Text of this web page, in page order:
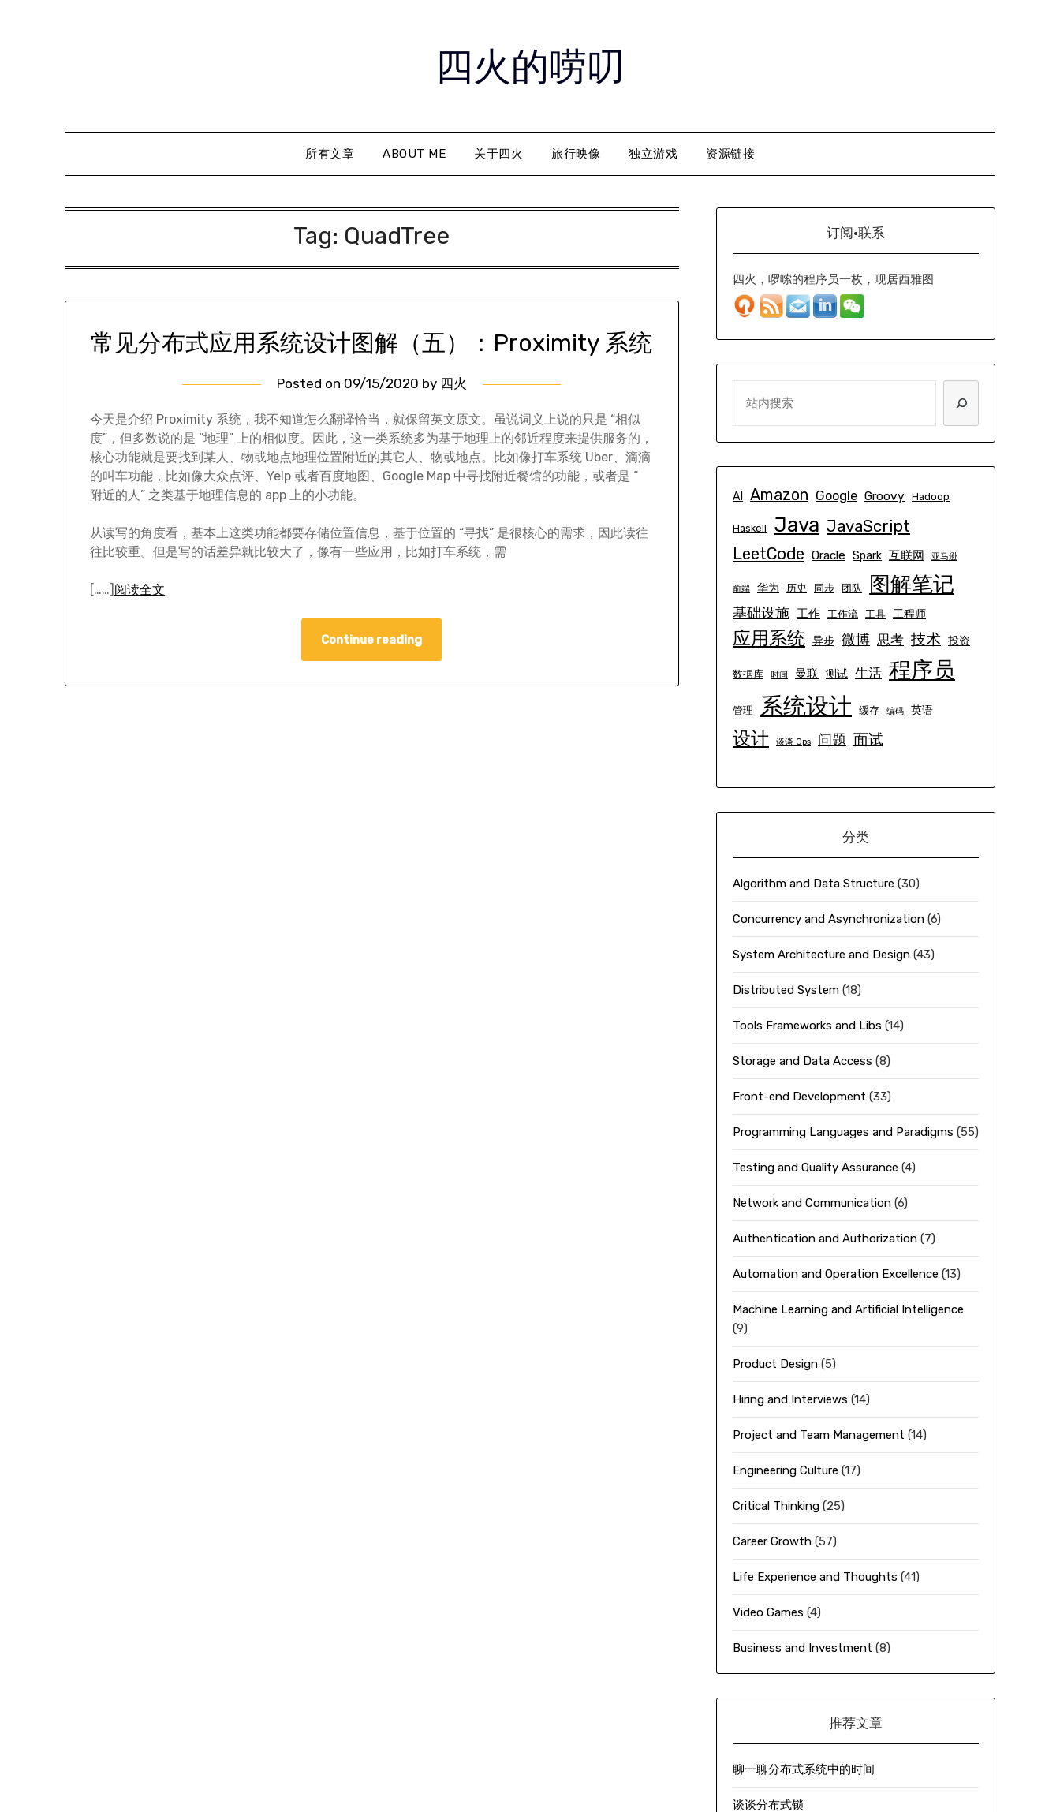
四火的唠叨
所有文章 ABOUT ME 关于四火 旅行映像 独立游戏 资源链接
Tag: QuadTree
常见分布式应用系统设计图解（五）：Proximity 系统
Posted on 09/15/2020 by 四火
今天是介绍 Proximity 系统，我不知道怎么翻译恰当，就保留英文原文。虽说词义上说的只是 “相似
度”，但多数说的是 “地理” 上的相似度。因此，这一类系统多为基于地理上的邻近程度来提供服务的，
核心功能就是要找到某人、物或地点地理位置附近的其它人、物或地点。比如像打车系统 Uber、滴滴
的叫车功能，比如像大众点评、Yelp 或者百度地图、Google Map 中寻找附近餐馆的功能，或者是 “
附近的人” 之类基于地理信息的 app 上的小功能。
从读写的角度看，基本上这类功能都要存储位置信息，基于位置的 “寻找” 是很核心的需求，因此读往
往比较重。但是写的话差异就比较大了，像有一些应用，比如打车系统，需
[……] 阅读全文
Continue reading
订阅·联系
四火，啰嗦的程序员一枚，现居西雅图
AI Amazon Google Groovy Hadoop
Haskell Java JavaScript
LeetCode Oracle Spark 互联网 亚马逊
前端 华为 历史 同步 团队 图解笔记
基础设施 工作 工作流 工具 工程师
应用系统 异步 微博 思考 技术 投资
数据库 时间 曼联 测试 生活 程序员
管理 系统设计 缓存 编码 英语
设计 谈谈 Ops 问题 面试
分类
Algorithm and Data Structure (30)
Concurrency and Asynchronization(6)
System Architecture and Design(43)
Distributed System(18)
Tools Frameworks and Libs (14)
Storage and Data Access (8)
Front-end Development (33)
Programming Languages and Paradigms (55)
Testing and Quality Assurance (4)
Network and Communication(6)
Authentication and Authorization(7)
Automation and Operation Excellence (13)
Machine Learning and Artificial Intelligence
(9)
Product Design(5)
Hiring and Interviews (14)
Project and Team Management (14)
Engineering Culture (17)
Critical Thinking(25)
Career Growth(57)
Life Experience and Thoughts (41)
Video Games (4)
Business and Investment (8)
推荐文章
聊一聊分布式系统中的时间
谈谈分布式锁